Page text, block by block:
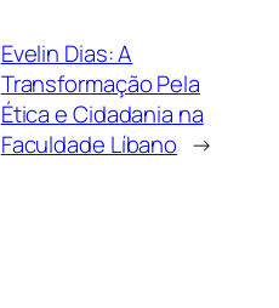
Evelin Dias: A
Transformação Pela
Ética e Cidadania na
Faculdade Líbano →